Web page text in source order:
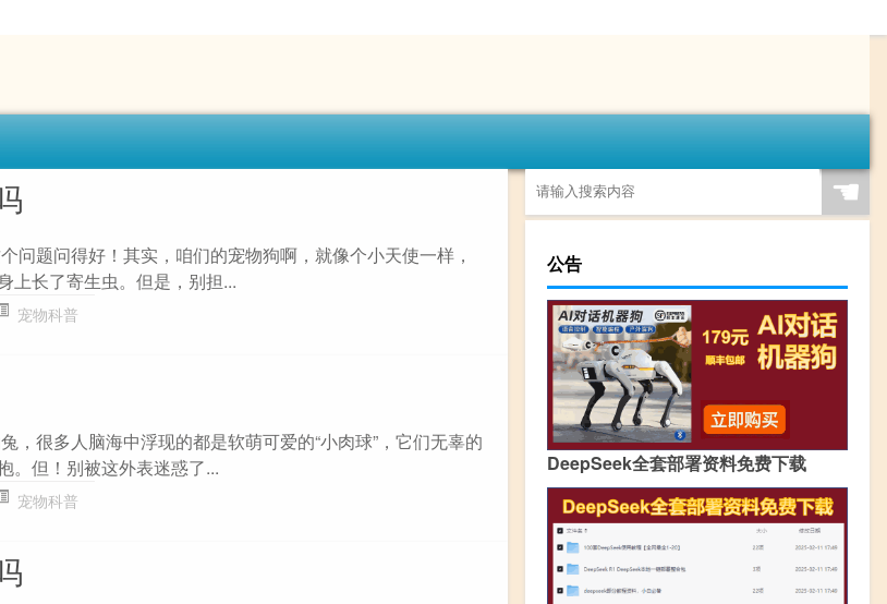
问题问得好！其实，咱们的宠物狗啊，就像个小天使一样，
上长了寄生虫。但是，别担...
宠物科普
，很多人脑海中浮现的都是软萌可爱的“小肉球”，它们无辜的
。但！别被这外表迷惑了...
宠物科普
☚
公告
DeepSeek全套部署资料免费下载